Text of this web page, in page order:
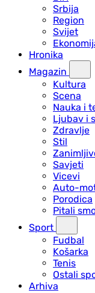
Srbija
Region
Svijet
Hronika
Magazin
Kultura
Scena
Nauka i
Ljubav i
Zdravlje
Stil
Savjeti
Vicevi
Auto-
Porodica
Pitali
Sport
Fudbal
Košarka
Tenis
Ostali
Arhiva